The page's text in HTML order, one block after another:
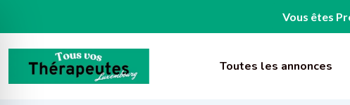
Vous êtes
content
Toutes les annonces